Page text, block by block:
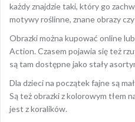
każdy znajdzie taki, który go
motywy roślinne, znane obrazy
Obrazki można kupować online
Action. Czasem pojawia się też
są tam dostępne jako stały
Dla dzieci na początek fajne są
Są też obrazki z kolorowym tłem
jest z koralików.